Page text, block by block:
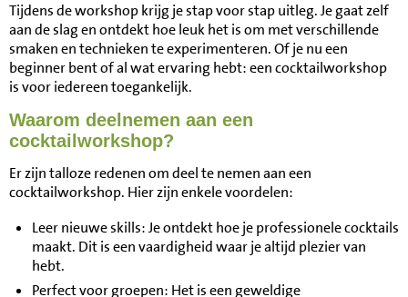
Tijdens de workshop krijg je stap voor stap uitleg. Je gaat zelf
aan de slag en ontdekt hoe leuk het is om met verschillende
smaken en technieken te experimenteren. Of je nu een
beginner bent of al wat ervaring hebt: een cocktailworkshop
is voor iedereen toegankelijk.
Waarom deelnemen aan een
cocktailworkshop?
Er zijn talloze redenen om deel te nemen aan een
cocktailworkshop. Hier zijn enkele voordelen:
Leer nieuwe skills: Je ontdekt hoe je professionele cocktails
maakt. Dit is een vaardigheid waar je altijd plezier van
hebt.
Perfect voor groepen: Het is een geweldige